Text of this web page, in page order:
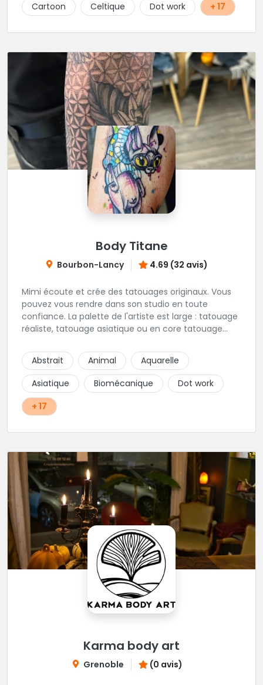
Cartoon
Celtique Dot work + 17
Body Titane
Bourbon-Lancy 4.69 (32 avis)
Mimi écoute et crée des tatouages originaux. Vous
pouvez vous rendre dans son studio en toute
confiance. La palette de l'artiste est large : tatouage
réaliste, tatouage asiatique ou en core tatouage
construire un projet qui vous ressemble.
Abstrait Animal
Aquarelle
Asiatique
Biomécanique
Dot work
+ 17
Karma body art
Grenoble (0 avis)